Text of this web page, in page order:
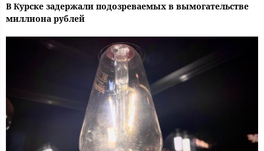
В Курске задержали подозреваемых в вымогательстве
миллиона рублей